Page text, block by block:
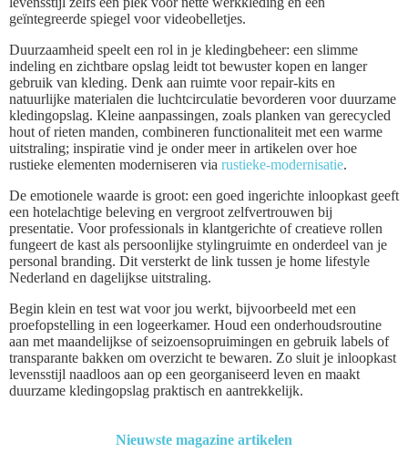
geïntegreerde spiegel voor videobelletjes.
Duurzaamheid speelt een rol in je kledingbeheer: een slimme
indeling en zichtbare opslag leidt tot bewuster kopen en langer
gebruik van kleding. Denk aan ruimte voor repair-kits en
natuurlijke materialen die luchtcirculatie bevorderen voor duurzame
kledingopslag. Kleine aanpassingen, zoals planken van gerecycled
hout of rieten manden, combineren functionaliteit met een warme
uitstraling; inspiratie vind je onder meer in artikelen over hoe
rustieke elementen moderniseren via rustieke-modernisatie.
De emotionele waarde is groot: een goed ingerichte inloopkast geeft
een hotelachtige beleving en vergroot zelfvertrouwen bij
presentatie. Voor professionals in klantgerichte of creatieve rollen
fungeert de kast als persoonlijke stylingruimte en onderdeel van je
personal branding. Dit versterkt de link tussen je home lifestyle
Nederland en dagelijkse uitstraling.
Begin klein en test wat voor jou werkt, bijvoorbeeld met een
proefopstelling in een logeerkamer. Houd een onderhoudsroutine
aan met maandelijkse of seizoensopruimingen en gebruik labels of
transparante bakken om overzicht te bewaren. Zo sluit je inloopkast
levensstijl naadloos aan op een georganiseerd leven en maakt
duurzame kledingopslag praktisch en aantrekkelijk.
Nieuwste magazine artikelen